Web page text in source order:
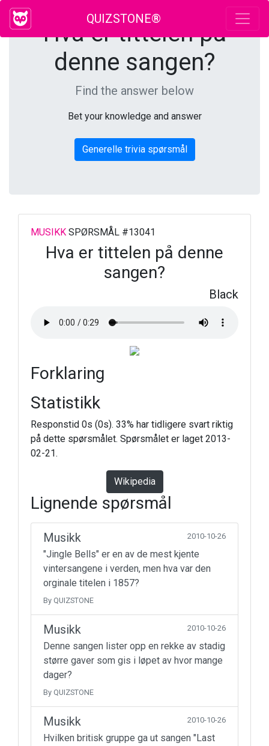
QUIZSTONE®
Hva er tittelen på
denne sangen?
Find the answer below
Bet your knowledge and answer
Generelle trivia spørsmål
MUSIKK SPØRSMÅL #13041
Hva er tittelen på denne
sangen?
Black
Forklaring
Statistikk
Responstid 0s (0s). 33% har tidligere svart riktig
på dette spørsmålet. Spørsmålet er laget 2013-
02-21.
Wikipedia
Lignende spørsmål
Musikk 2010-10-26
"Jingle Bells" er en av de mest kjente
vintersangene i verden, men hva var den
orginale titelen i 1857?
By QUIZSTONE
Musikk 2010-10-26
Denne sangen lister opp en rekke av stadig
større gaver som gis i løpet av hvor mange
dager?
By QUIZSTONE
Musikk 2010-10-26
Hvilken britisk gruppe ga ut sangen "Last